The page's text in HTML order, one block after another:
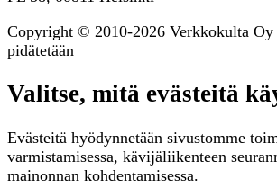
Copyright © 2010-2026 Verkkokulta
pidätetään
Valitse, mitä evästeitä
Evästeitä hyödynnetään sivustomme
varmistamisessa, kävijäliikenteen
mainonnan kohdentamisessa.